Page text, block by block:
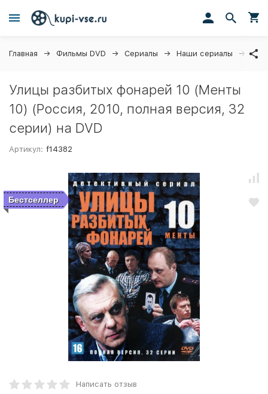
Главная Фильмы DVD Сериалы Наши сериалы
Улицы разбитых фонарей 10 (Менты
10) (Россия, 2010, полная версия, 32
серии) на DVD
Артикул: f14382
Бестселлер
Написать отзыв